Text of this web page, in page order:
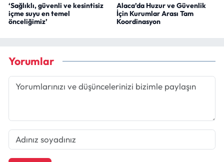
‘Sağlıklı, güvenli ve kesintisiz
içme suyu en temel
önceliğimiz’
Alaca’da Huzur ve Güvenlik
İçin Kurumlar Arası Tam
Koordinasyon
Yorumlar